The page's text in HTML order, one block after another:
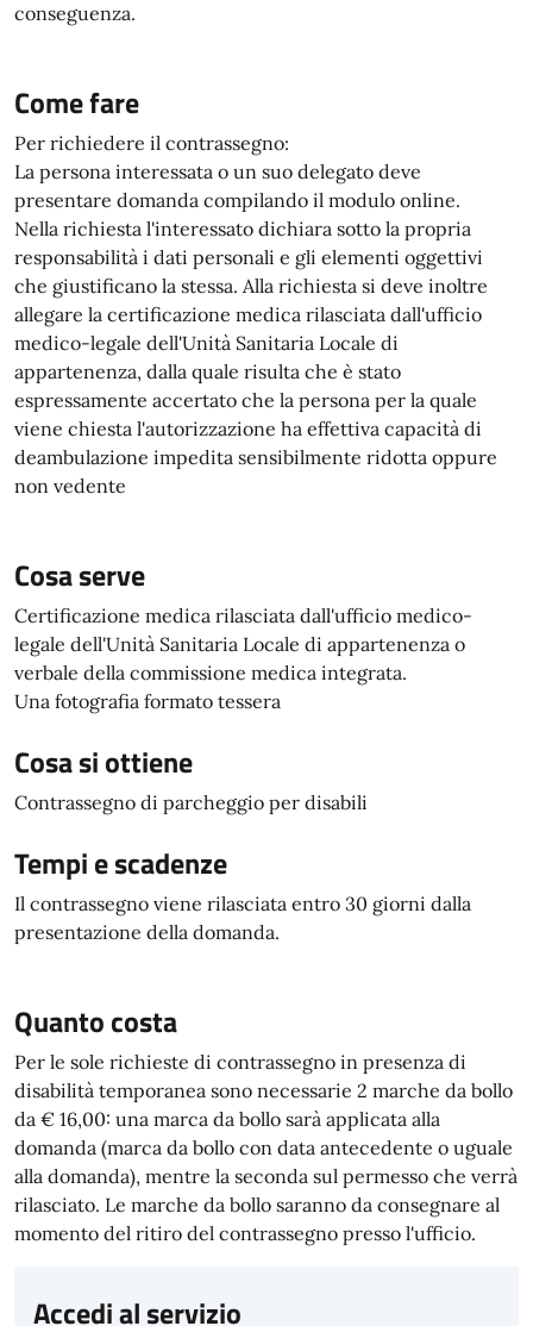
conseguenza.
Come fare
Per richiedere il contrassegno:
La persona interessata o un suo delegato deve
presentare domanda compilando il modulo online.
Nella richiesta l'interessato dichiara sotto la propria
responsabilità i dati personali e gli elementi oggettivi
che giustificano la stessa. Alla richiesta si deve inoltre
allegare la certificazione medica rilasciata dall'ufficio
medico-legale dell'Unità Sanitaria Locale di
appartenenza, dalla quale risulta che è stato
espressamente accertato che la persona per la quale
viene chiesta l'autorizzazione ha effettiva capacità di
deambulazione impedita sensibilmente ridotta oppure
non vedente
Cosa serve
Certificazione medica rilasciata dall'ufficio medico-
legale dell'Unità Sanitaria Locale di appartenenza o
verbale della commissione medica integrata.
Una fotografia formato tessera
Cosa si ottiene
Contrassegno di parcheggio per disabili
Tempi e scadenze
Il contrassegno viene rilasciata entro 30 giorni dalla
presentazione della domanda.
Quanto costa
Per le sole richieste di contrassegno in presenza di
disabilità temporanea sono necessarie 2 marche da bollo
da € 16,00: una marca da bollo sarà applicata alla
domanda (marca da bollo con data antecedente o uguale
alla domanda), mentre la seconda sul permesso che verrà
rilasciato. Le marche da bollo saranno da consegnare al
momento del ritiro del contrassegno presso l'ufficio.
Accedi al servizio